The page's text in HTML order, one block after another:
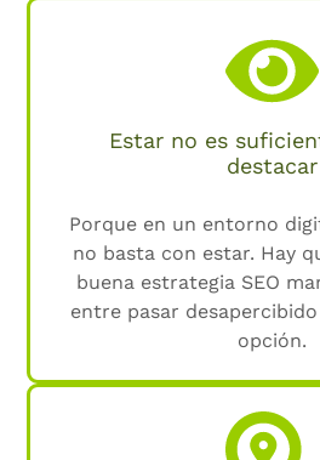
Estar no es
destacar
Porque en un entorno
no basta con estar. Hay
buena estrategia SEO
entre pasar
opción.